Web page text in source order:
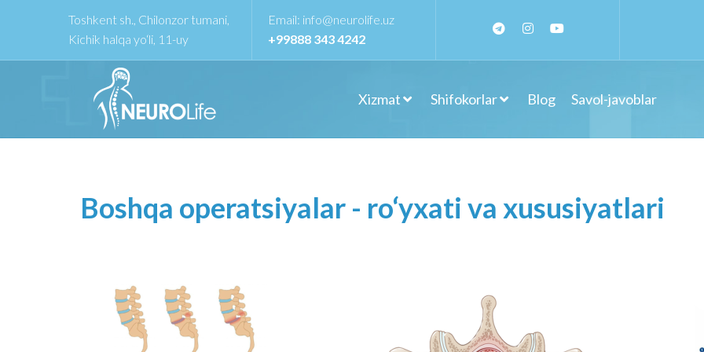
Toshkent sh., Chilonzor tumani,
Kichik halqa yo‘li, 11-uy
Email: info@neurolife.uz
+99888 343 4242
Xizmat Shifokorlar Blog Savol-javoblar
Boshqa operatsiyalar - ro‘yxati va xususiyatlari